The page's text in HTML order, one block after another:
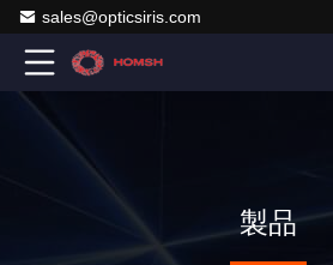
sales@opticsiris.com
製品